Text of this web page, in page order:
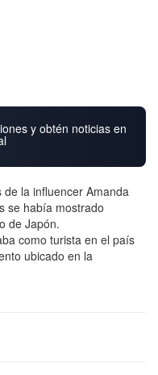
y obtén noticias en
la influencer Amanda
se había mostrado
de Japón.
como turista en el país
ubicado en la